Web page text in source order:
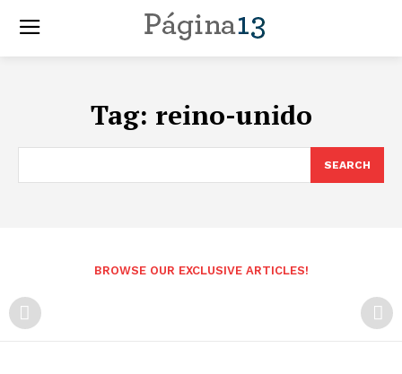
Tag: reino-unido
SEARCH
BROWSE OUR EXCLUSIVE ARTICLES!